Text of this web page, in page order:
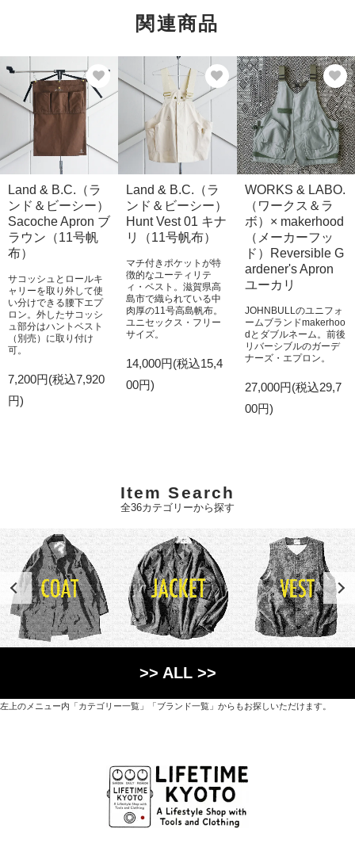
関連商品
Land & B.C.（ラ
ンド＆ビーシー）
Sacoche Apron ブ
ラウン（11号帆
布）
サコッシュとロールキ
ャリーを取り外して使
い分けできる腰下エプ
ロン。外したサコッシ
ュ部分はハントベスト
（別売）に取り付け
可。
7,200円(税込7,920
円)
Land & B.C.（ラ
ンド＆ビーシー）
Hunt Vest 01 キナ
リ（11号帆布）
マチ付きポケットが特
徴的なユーティリテ
ィ・ベスト。滋賀県高
島市で織られている中
肉厚の11号高島帆布。
ユニセックス・フリー
サイズ。
14,000円(税込15,4
00円)
WORKS & LABO.
（ワークス＆ラ
ボ）× makerhood
（メーカーフッ
ド）Reversible G
ardener's Apron
ユーカリ
JOHNBULLのユニフォ
ームブランドmakerhoo
dとダブルネーム。前後
リバーシブルのガーデ
ナーズ・エプロン。
27,000円(税込29,7
00円)
Item Search
全36カテゴリーから探す
>> ALL >>
左上のメニュー内「カテゴリー一覧」「ブランド一覧」からもお探しいただけます。
オリジナルを含むファッションアイテムが中心の
京都・紫野にあるライフスタイルショップです。
京都府京都市北区紫野上築山町21（1階と2階）